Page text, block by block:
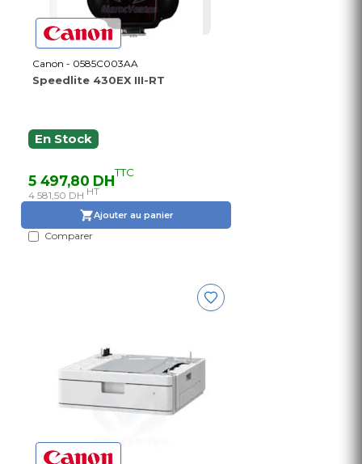
Canon - 0585C003AA
Speedlite 430EX III-RT
En Stock
5 497,80 DHTTC
4 581,50 DH HT
Ajouter au panier
Comparer